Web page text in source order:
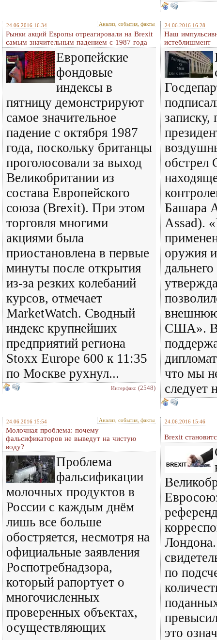
24.06.2016 16:34 Анализ, события, факты
Рынки акций Европы отреагировали на Brexit
самым значительным падением с 1987 года
Европейские
фондовые
индексы в
пятницу демонстрируют
самое значительное
падение с октября 1987
года, поскольку британцы
проголосовали за выход
Великобритании из
состава Европейского
союза (Brexit). При этом
торговля многими
акциями была
приостановлена в первые
минуты после открытия
из-за резких колебаний
курсов, отмечает
MarketWatch. Сводный
индекс крупнейших
предприятий региона
Stoxx Europe 600 к 11:35
по Москве рухнул...
Интерфакс (2548)
24.06.2016 16:28
Наш
истеблишмент
записку,
обстрел
Башара
Assad).
оружия
США».
что мы
следует
24.06.2016 15:54 Анализ, события, факты
Молочная проблема: почему
фальсификаторов не выведут на чистую
воду?
Проблема
фальсификации
молочных продуктов в
России с каждым днём
лишь все больше
обостряется, несмотря на
официальные заявления
Роспотребнадзора,
который рапортует о
многочисленных
проверенных объектах,
осуществляющих
24.06.2016 15:46
Brexit
по
это